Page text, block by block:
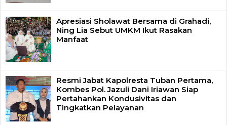
Apresiasi Sholawat Bersama di Grahadi,
Ning Lia Sebut UMKM Ikut Rasakan
Manfaat
Resmi Jabat Kapolresta Tuban Pertama,
Kombes Pol. Jazuli Dani Iriawan Siap
Pertahankan Kondusivitas dan
Tingkatkan Pelayanan